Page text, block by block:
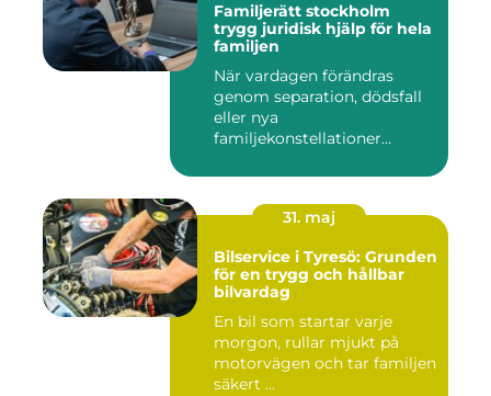
Familjerätt stockholm
trygg juridisk hjälp för hela
familjen
När vardagen förändras
genom separation, dödsfall
eller nya
familjekonstellationer
31. maj
Bilservice i Tyresö: Grunden
för en trygg och hållbar
bilvardag
En bil som startar varje
morgon, rullar mjukt på
motorvägen och tar familjen
säkert ...